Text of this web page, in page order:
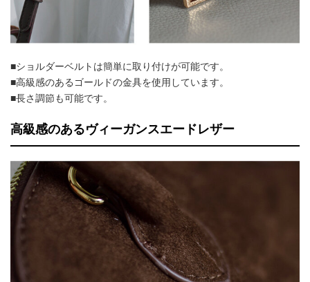
■ショルダーベルトは簡単に取り付けが可能です。
■高級感のあるゴールドの金具を使用しています。
■長さ調節も可能です。
高級感のあるヴィーガンスエードレザー